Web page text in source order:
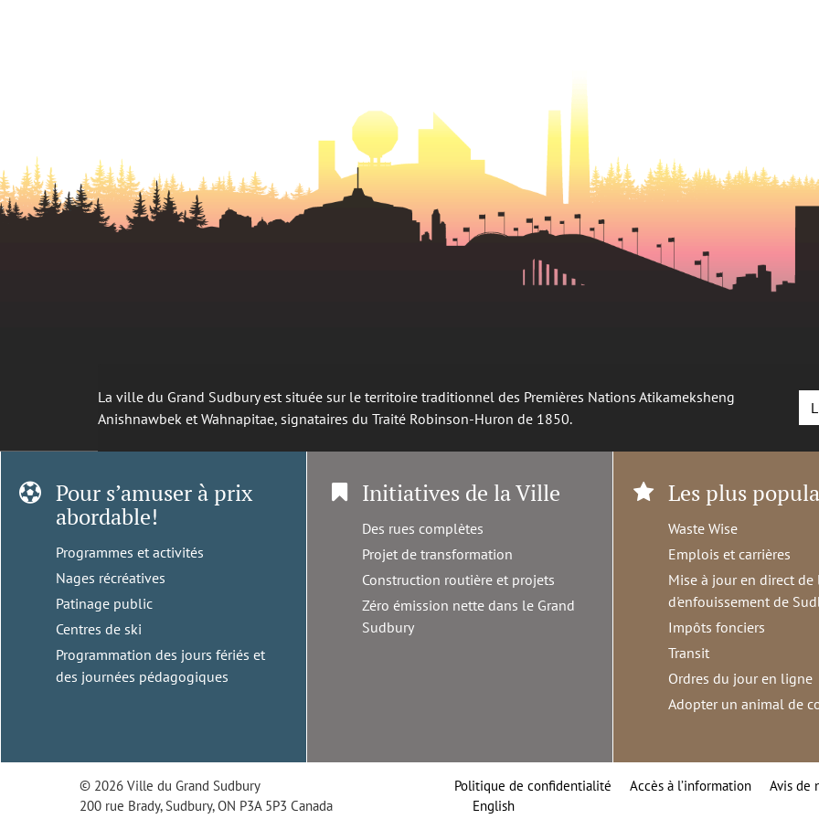
La ville du Grand Sudbury est située sur le territoire traditionnel des Premières Nations Atikameksheng
Anishnawbek et Wahnapitae, signataires du Traité Robinson-Huron de 1850.
Pour s’amuser à prix
abordable!
Programmes et activités
Nages récréatives
Patinage public
Centres de ski
Programmation des jours fériés et
des journées pédagogiques
Initiatives de la Ville
Des rues complètes
Projet de transformation
Construction routière et projets
Zéro émission nette dans le Grand
Sudbury
Les plus
Waste Wise
Emplois et carrières
Mise à jour en direct de
d'enfouissement de
Impôts fonciers
Transit
Ordres du jour en ligne
Adopter un animal de
© 2026 Ville du Grand Sudbury
200 rue Brady, Sudbury, ON P3A 5P3 Canada
Politique de confidentialité Accès à l’information Avis de
English